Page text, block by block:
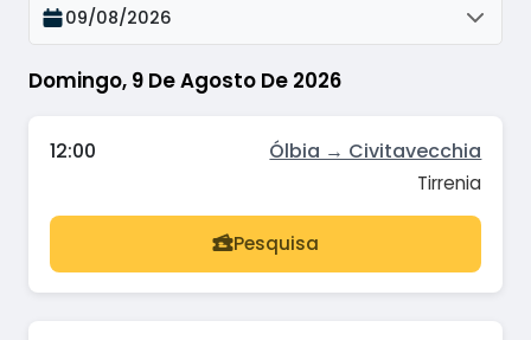
Domingo, 9 De Agosto De 2026
09/08/2026
12:00 Ólbia → Civitavecchia
Tirrenia
Pesquisa